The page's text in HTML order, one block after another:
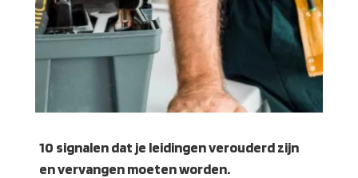
10 signalen dat je leidingen verouderd zijn
en vervangen moeten worden.